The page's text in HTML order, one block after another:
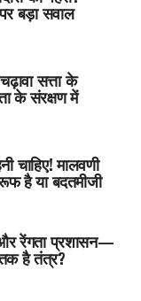
बड़ा सवाल
सत्ता के
के संरक्षण में
चाहिए! मालवणी
है या बदतमीजी
और रेंगता प्रशासन—
है तंत्र?